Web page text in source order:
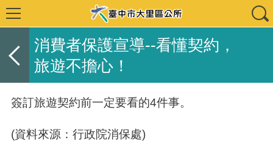
消費者保護宣導--看懂契約，
旅遊不擔心！
簽訂旅遊契約前一定要看的4件事。
(資料來源：行政院消保處)